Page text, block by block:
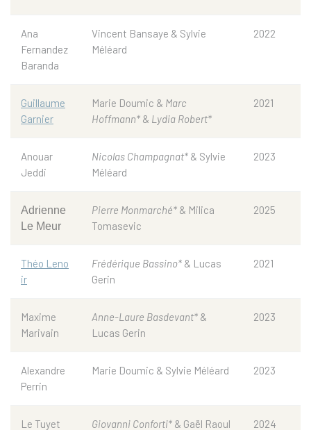
Ana
Fernandez
Baranda
Vincent Bansaye & Sylvie
Méléard
2022
Guillaume
Garnier
Marie Doumic & Marc
Hoffmann* & Lydia Robert*
2021
Anouar
Jeddi
Nicolas Champagnat* & Sylvie
Méléard
2023
Adrienne
Le Meur
Pierre Monmarché* & Milica
Tomasevic
2025
Théo Leno
ir
Frédérique Bassino* & Lucas
Gerin
2021
Maxime
Marivain
Anne-Laure Basdevant* &
Lucas Gerin
2023
Alexandre
Perrin
Marie Doumic & Sylvie Méléard 2023
Le Tuyet
Giovanni Conforti* & Gaël Raoul 2024